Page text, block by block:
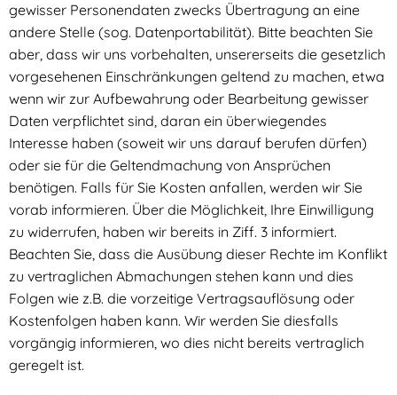
gewisser Personendaten zwecks Übertragung an eine
andere Stelle (sog. Datenportabilität). Bitte beachten Sie
aber, dass wir uns vorbehalten, unsererseits die gesetzlich
vorgesehenen Einschränkungen geltend zu machen, etwa
wenn wir zur Aufbewahrung oder Bearbeitung gewisser
Daten verpflichtet sind, daran ein überwiegendes
Interesse haben (soweit wir uns darauf berufen dürfen)
oder sie für die Geltendmachung von Ansprüchen
benötigen. Falls für Sie Kosten anfallen, werden wir Sie
vorab informieren. Über die Möglichkeit, Ihre Einwilligung
zu widerrufen, haben wir bereits in Ziff. 3 informiert.
Beachten Sie, dass die Ausübung dieser Rechte im Konflikt
zu vertraglichen Abmachungen stehen kann und dies
Folgen wie z.B. die vorzeitige Vertragsauflösung oder
Kostenfolgen haben kann. Wir werden Sie diesfalls
vorgängig informieren, wo dies nicht bereits vertraglich
geregelt ist.